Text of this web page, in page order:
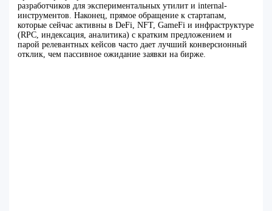
разработчиков для экспериментальных утилит и internal-
инструментов. Наконец, прямое обращение к стартапам,
которые сейчас активны в DeFi, NFT, GameFi и инфраструктуре
(RPC, индексация, аналитика) с кратким предложением и
парой релевантных кейсов часто дает лучший конверсионный
отклик, чем пассивное ожидание заявки на бирже.